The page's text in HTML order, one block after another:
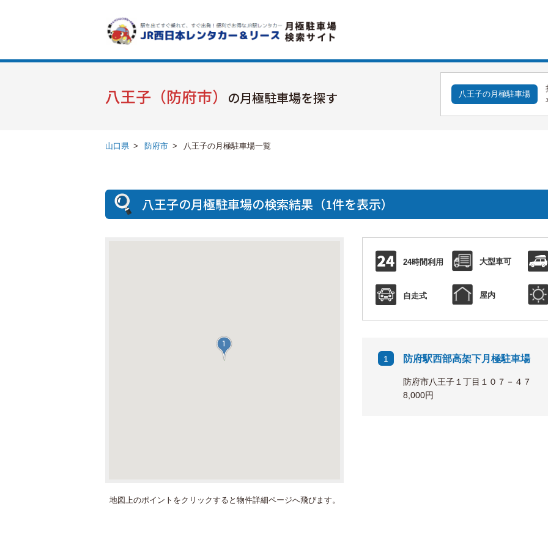
八王子（防府市） の月極駐車場を探す 八王子の月極駐車場
山口県 > 防府市 > 八王子の月極駐車場一覧
八王子の月極駐車場の検索結果（1件を表示）
地図上のポイントをクリックすると 物件詳細ページへ飛びます。
24時間利用 大型車可
自走式 屋内
1 防府駅西部高架下月極駐車場
防府市八王子１丁目１０７－４７
8,000円